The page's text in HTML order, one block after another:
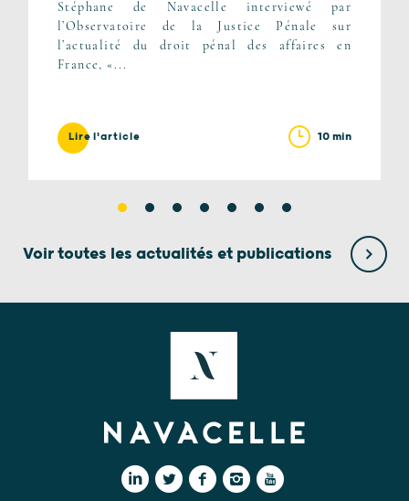
Stéphane de Navacelle interviewé par
l’Observatoire de la Justice Pénale sur
l’actualité du droit pénal des affaires en
France, «...
Lire l'article 10 min
Voir toutes les actualités et publications